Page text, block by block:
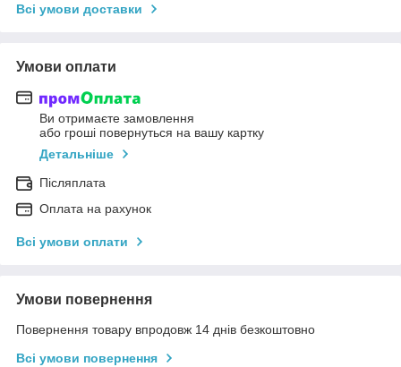
Всі умови доставки
Умови оплати
Ви отримаєте замовлення
або гроші повернуться на вашу картку
Детальніше
Післяплата
Оплата на рахунок
Всі умови оплати
Умови повернення
Повернення товару впродовж 14 днів безкоштовно
Всі умови повернення